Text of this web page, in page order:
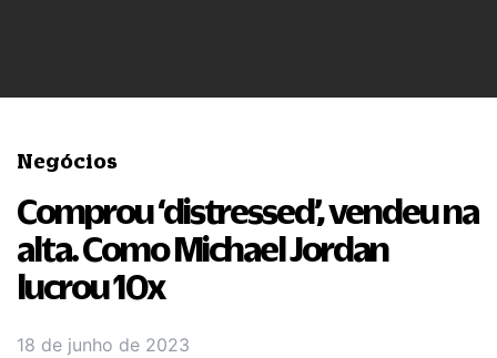
Negócios
Comprou ‘distressed’, vendeu na
alta. Como Michael Jordan
lucrou 10x
18 de junho de 2023